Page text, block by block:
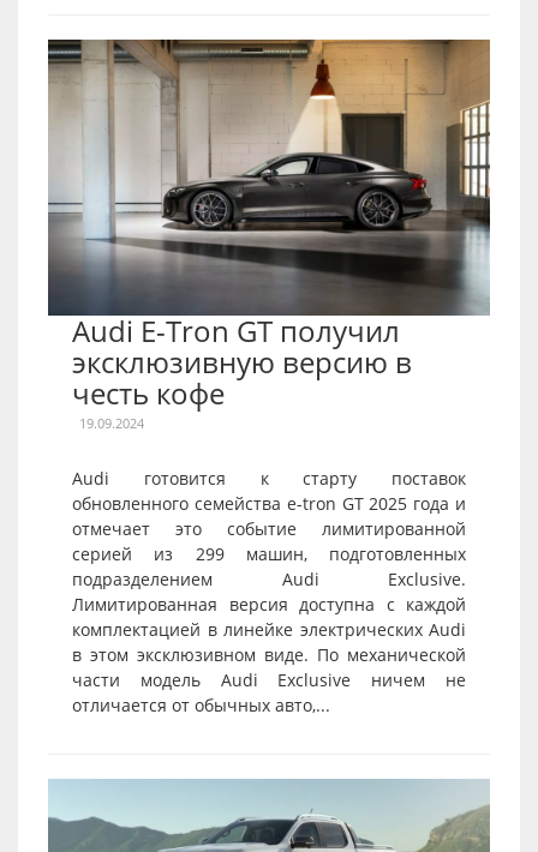
Audi E-Tron GT получил
эксклюзивную версию в
честь кофе
19.09.2024
Audi готовится к старту поставок
обновленного семейства e-tron GT 2025 года и
отмечает это событие лимитированной
серией из 299 машин, подготовленных
подразделением Audi Exclusive.
Лимитированная версия доступна с каждой
комплектацией в линейке электрических Audi
в этом эксклюзивном виде. По механической
части модель Audi Exclusive ничем не
отличается от обычных авто,...